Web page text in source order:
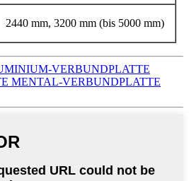
2440 mm, 3200 mm (bis 5000 mm)
VERBUNDPLATTE
MENTAL-VERBUNDPLATTE